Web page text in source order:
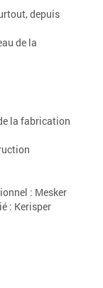
depuis
de la
la fabrication
: Mesker
: Kerisper